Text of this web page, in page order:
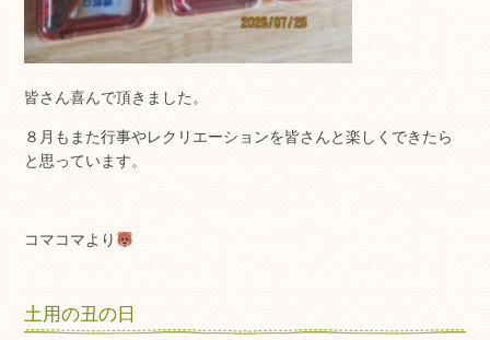
皆さん喜んで頂きました。
８月もまた行事やレクリエーションを皆さんと楽しくできたら
と思っています。
コマコマより
土用の丑の日